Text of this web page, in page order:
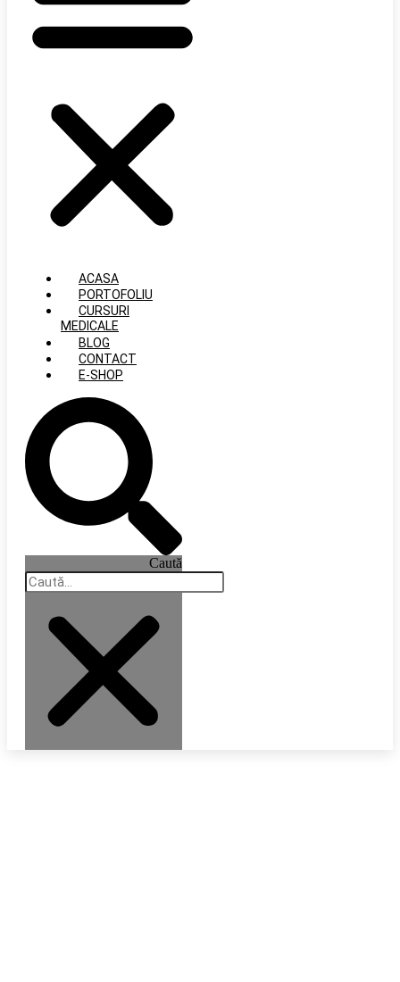
ACASA
PORTOFOLIU
CURSURI
MEDICALE
BLOG
CONTACT
E-SHOP
Caută